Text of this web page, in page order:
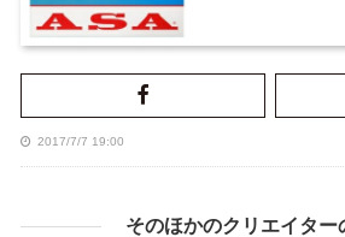
2017/7/7 19:00
そのほかのクリエイター